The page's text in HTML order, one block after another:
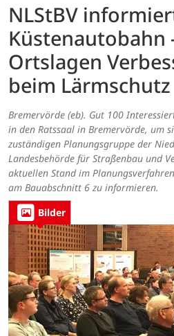
NLStBV
Küstenautobahn
Ortslagen
beim Lärmschutz
Bremervörde (eb). Gut 100
in den Ratssaal in Bremervörde, um
zuständigen Planungsgruppe der
Landesbehörde für Straßenbau und
aktuellen Stand im
am Bauabschnitt 6 zu informieren.
Bilder